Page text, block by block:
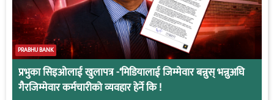
PRABHU BANK
प्रभुका सिइओलाई खुलापत्र -‘मिडियालाई जिम्मेवार बन्नुस् भन्नुअघि
गैरजिम्मेवार कर्मचारीको व्यवहार हेर्ने कि !